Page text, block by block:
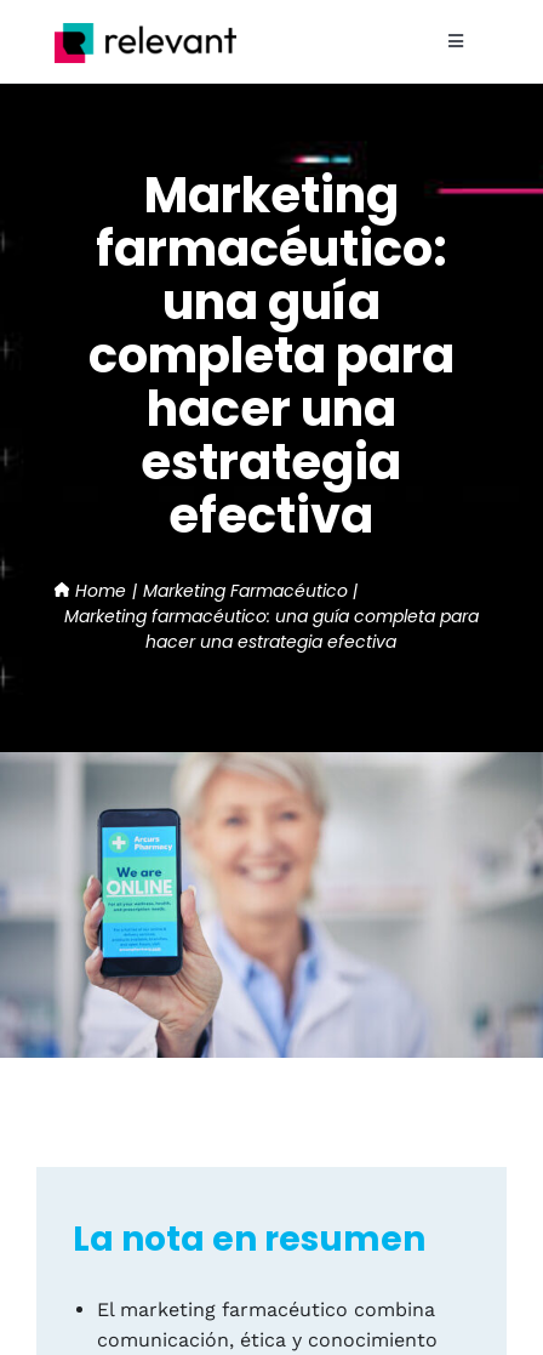
contenido
Toggle
Proyectos
Servicios
Marketing
farmacéutico:
una guía
completa para
hacer una
estrategia
efectiva
Home
Marketing Farmacéutico
Marketing farmacéutico: una guía completa para
hacer una estrategia efectiva
La nota en resumen
El marketing farmacéutico combina
comunicación, ética y conocimiento